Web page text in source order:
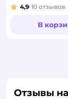
Рейтинг:
4,9 10 отзывов
В
Отзывы